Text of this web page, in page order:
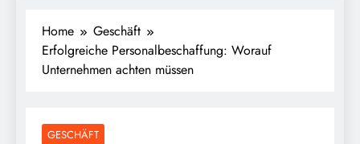
Home
Geschäft
Erfolgreiche Personalbeschaffung: Worauf
Unternehmen achten müssen
GESCHÄFT